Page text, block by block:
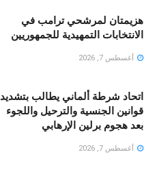
هزيمتان لمرشحي ترامب في
الانتخابات التمهيدية للجمهوريين
أغسطس 7, 2026
اتحاد شرطة ألماني يطالب بتشديد
قوانين الجنسية والترحيل واللجوء
بعد هجوم برلين الإرهابي
أغسطس 7, 2026